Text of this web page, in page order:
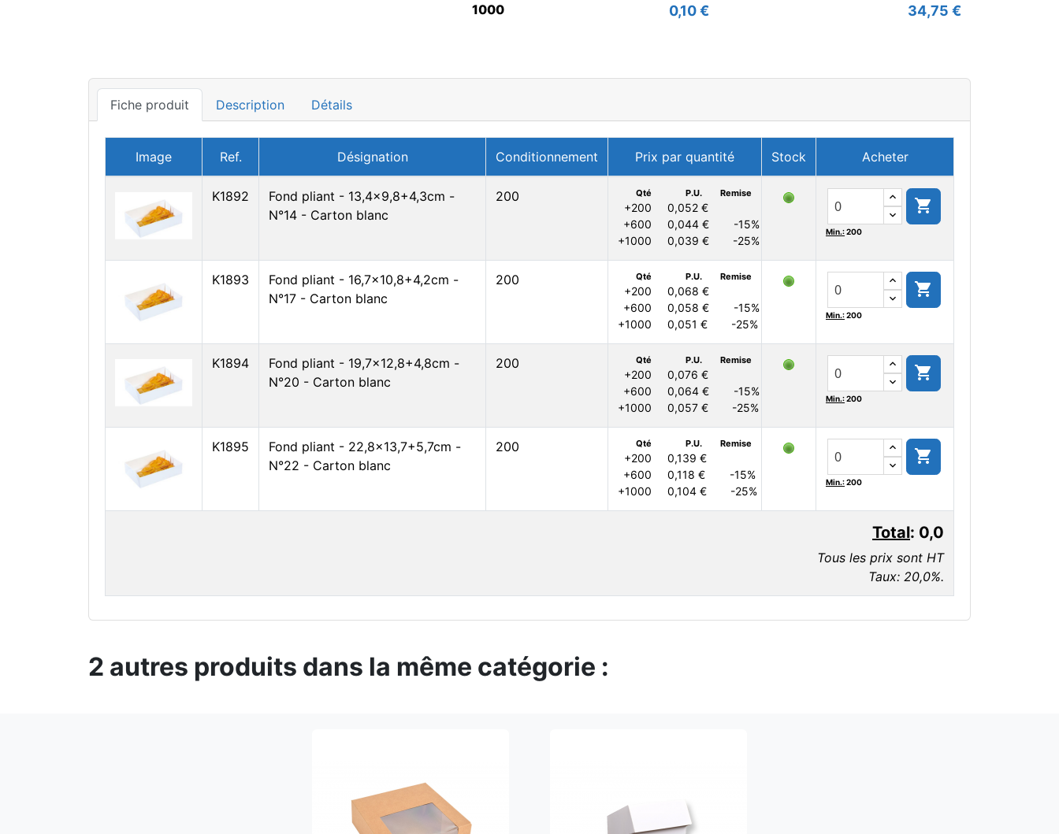
1000 0,10 € 34,75 €
Fiche produit Description Détails
Image Ref. Désignation Conditionnement Prix par quantité Stock Acheter
K1892
Fond pliant - 13,4x9,8+4,3cm -
N°14 - Carton blanc
200 Qté P.U. Remise
+200
0,052 €
+600
0,044 €
-15%
+1000
0,039 € -25%
Min.:200

K1893
Fond pliant - 16,7x10,8+4,2cm -
N°17 - Carton blanc
200 Qté P.U. Remise
+200
0,068 €
+600
0,058 €
-15%
+1000
0,051 € -25%
Min.:200

K1894
Fond pliant - 19,7x12,8+4,8cm -
N°20 - Carton blanc
200 Qté P.U. Remise
+200
0,076 €
+600
0,064 €
-15%
+1000
0,057 € -25%
Min.:200

K1895
Fond pliant - 22,8x13,7+5,7cm -
N°22 - Carton blanc
200 Qté P.U. Remise
+200
0,139 €
+600
0,118 €
-15%
+1000
0,104 € -25%
Min.:200

Total: 0,0
Tous les prix sont HT
Taux: 20,0%.
2 autres produits dans la même catégorie :